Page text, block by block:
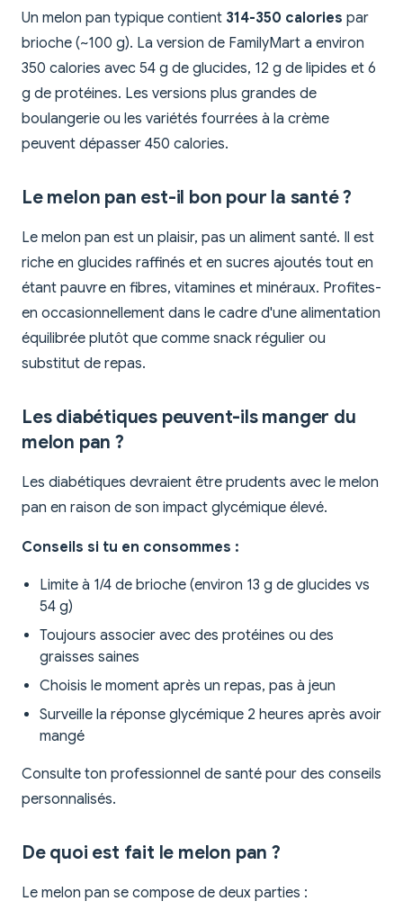
Un melon pan typique contient 314-350 calories par
brioche (~100 g). La version de FamilyMart a environ
350 calories avec 54 g de glucides, 12 g de lipides et 6
g de protéines. Les versions plus grandes de
boulangerie ou les variétés fourrées à la crème
peuvent dépasser 450 calories.
Le melon pan est-il bon pour la santé ?
Le melon pan est un plaisir, pas un aliment santé. Il est
riche en glucides raffinés et en sucres ajoutés tout en
étant pauvre en fibres, vitamines et minéraux. Profites-
en occasionnellement dans le cadre d'une alimentation
équilibrée plutôt que comme snack régulier ou
substitut de repas.
Les diabétiques peuvent-ils manger du
melon pan ?
Les diabétiques devraient être prudents avec le melon
pan en raison de son impact glycémique élevé.
Conseils si tu en consommes :
Limite à 1/4 de brioche (environ 13 g de glucides vs
54 g)
Toujours associer avec des protéines ou des
graisses saines
Choisis le moment après un repas, pas à jeun
Surveille la réponse glycémique 2 heures après avoir
mangé
Consulte ton professionnel de santé pour des conseils
personnalisés.
De quoi est fait le melon pan ?
Le melon pan se compose de deux parties :